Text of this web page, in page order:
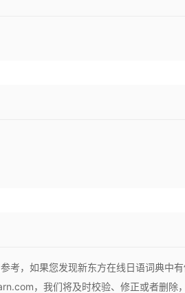
考，如果您发现新东方在线日语词典中
，我们将及时校验、修正或者删除，